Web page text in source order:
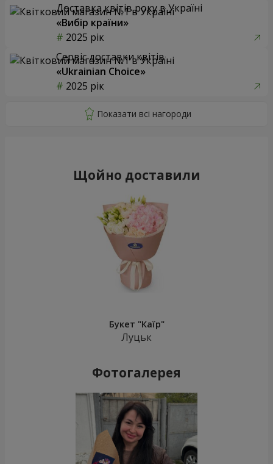
Доставка квітів року в Україні
«Вибір країни»
2025 рік
Сервіс доставки квітів
«Ukrainian Choice»
2025 рік
Щойно доставили
Букет "Каїр"
Луцьк
Фотогалерея